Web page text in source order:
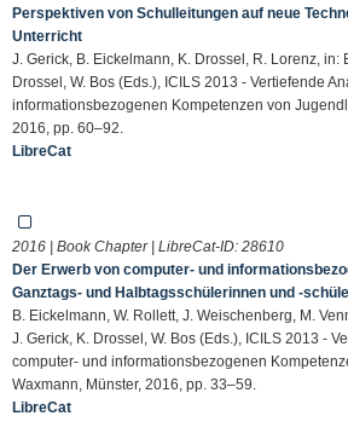
Perspektiven von Schulleitungen auf neue
Unterricht
J. Gerick, B. Eickelmann, K. Drossel, R. Lorenz, in:
Drossel, W. Bos (Eds.), ICILS 2013 - Vertiefende
informationsbezogenen Kompetenzen von
2016, pp. 60–92.
LibreCat
2016 | Book Chapter | LibreCat-ID: 28610
Der Erwerb von computer- und
Ganztags- und Halbtagsschülerinnen und -
B. Eickelmann, W. Rollett, J. Weischenberg, M.
J. Gerick, K. Drossel, W. Bos (Eds.), ICILS 2013 -
computer- und informationsbezogenen
Waxmann, Münster, 2016, pp. 33–59.
LibreCat